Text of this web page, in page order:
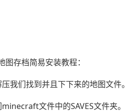
存档简易安装教程：
们找到并且下下来的地图文件。
文件中的SAVES文件夹。